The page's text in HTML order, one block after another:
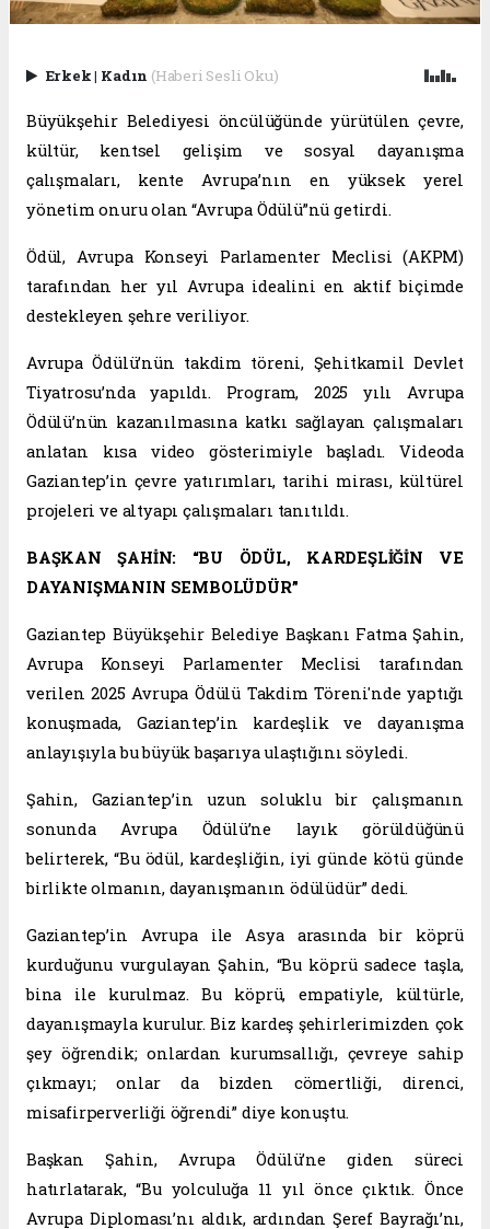
Erkek| Kadın (Haberi Sesli Oku)
Büyükşehir Belediyesi öncülüğünde yürütülen çevre,
kültür, kentsel gelişim ve sosyal dayanışma
çalışmaları, kente Avrupa’nın en yüksek yerel
yönetim onuru olan “Avrupa Ödülü”nü getirdi.
Ödül, Avrupa Konseyi Parlamenter Meclisi (AKPM)
tarafından her yıl Avrupa idealini en aktif biçimde
destekleyen şehre veriliyor.
Avrupa Ödülü’nün takdim töreni, Şehitkamil Devlet
Tiyatrosu’nda yapıldı. Program, 2025 yılı Avrupa
Ödülü’nün kazanılmasına katkı sağlayan çalışmaları
anlatan kısa video gösterimiyle başladı. Videoda
Gaziantep’in çevre yatırımları, tarihi mirası, kültürel
projeleri ve altyapı çalışmaları tanıtıldı.
BAŞKAN ŞAHİN: “BU ÖDÜL, KARDEŞLİĞİN VE
DAYANIŞMANIN SEMBOLÜDÜR”
Gaziantep Büyükşehir Belediye Başkanı Fatma Şahin,
Avrupa Konseyi Parlamenter Meclisi tarafından
verilen 2025 Avrupa Ödülü Takdim Töreni'nde yaptığı
konuşmada, Gaziantep’in kardeşlik ve dayanışma
anlayışıyla bu büyük başarıya ulaştığını söyledi.
Şahin, Gaziantep’in uzun soluklu bir çalışmanın
sonunda Avrupa Ödülü’ne layık görüldüğünü
belirterek, “Bu ödül, kardeşliğin, iyi günde kötü günde
birlikte olmanın, dayanışmanın ödülüdür” dedi.
Gaziantep’in Avrupa ile Asya arasında bir köprü
kurduğunu vurgulayan Şahin, “Bu köprü sadece taşla,
bina ile kurulmaz. Bu köprü, empatiyle, kültürle,
dayanışmayla kurulur. Biz kardeş şehirlerimizden çok
şey öğrendik; onlardan kurumsallığı, çevreye sahip
çıkmayı; onlar da bizden cömertliği, direnci,
misafirperverliği öğrendi” diye konuştu.
Başkan Şahin, Avrupa Ödülü’ne giden süreci
hatırlatarak, “Bu yolculuğa 11 yıl önce çıktık. Önce
Avrupa Diploması’nı aldık, ardından Şeref Bayrağı’nı,